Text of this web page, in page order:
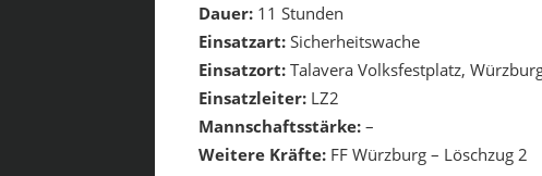
Dauer: 11 Stunden
Einsatzart: Sicherheitswache
Einsatzort: Talavera Volksfestplatz,
Einsatzleiter: LZ2
Mannschaftsstärke: –
Weitere Kräfte: FF Würzburg – Löschzug 2